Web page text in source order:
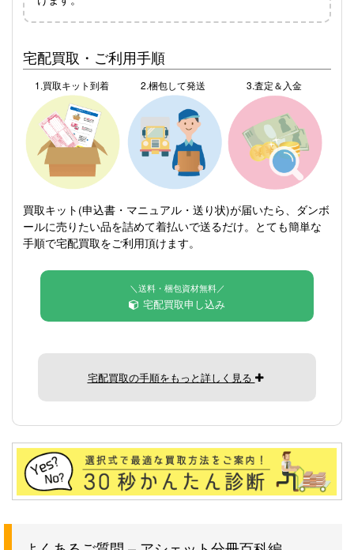
宅配買取・ご利用手順
1.買取キット到着 2.梱包して発送 3.査定＆入金
買取キット(申込書・マニュアル・送り状)が届いたら、ダンボ
ールに売りたい品を詰めて着払いで送るだけ。とても簡単な
手順で宅配買取をご利用頂けます。
＼送料・梱包資材無料／
宅配買取申し込み
宅配買取の手順をもっと詳しく見る